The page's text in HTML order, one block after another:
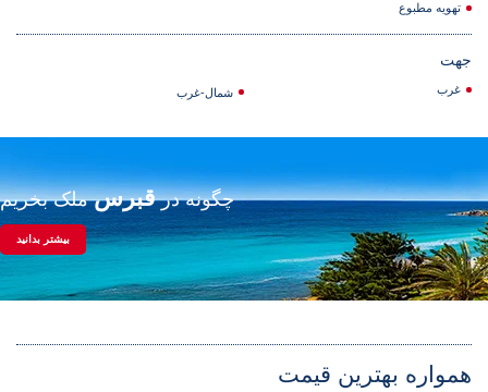
تهویه مطبوع
جهت
غرب شمال-غرب
چگونه درقبرسملک بخریم
بیشتر بدانید
همواره بهترین قیمت